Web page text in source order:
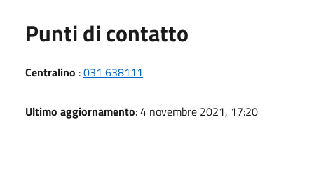
Punti di contatto
Centralino :031 638111
Ultimo aggiornamento: 4 novembre 2021, 17:20